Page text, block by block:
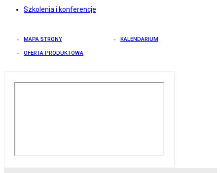
Szkolenia i konferencje
MAPA STRONY KALENDARIUM
OFERTA PRODUKTOWA